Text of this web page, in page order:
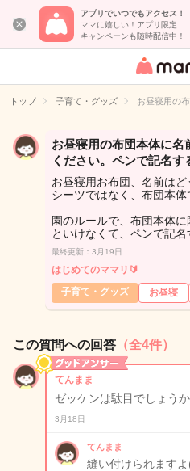
アプリでいつでもアクセス！
ママに嬉しい！アプリ限定
キャンペーンも随時配信中！
女性専用
イト
トップ 子育て・グッズ お昼寝用の
お昼寝用の布団本体に名
ください。ペンで記名す
お昼寝用お布団、名前は
シーツではなく、布団本体
園のルールで、布団本体
といけなくて、ペンで記
最終更新：3月19日
はじめてのママリ🔰
子育て・グッズ
お昼寝
この質問への回答 （全4件）
てんまま
ゼッケンは駄目でしょうか
3月18日
てんまま
縫い付けられます